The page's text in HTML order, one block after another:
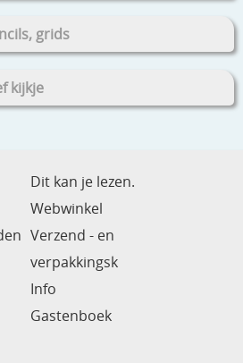
grids
kijkje
Dit kan je lezen.
Webwinkel
Verzend - en
verpakkingsk
Info
Gastenboek